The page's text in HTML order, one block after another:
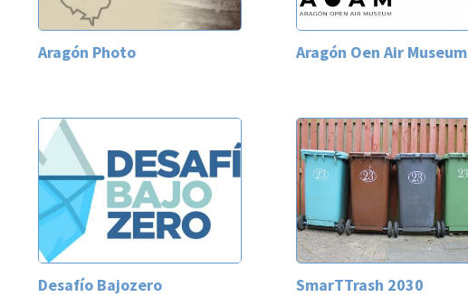
Aragón Photo Aragón Oen Air Museum
Desafío Bajozero SmarTTrash 2030